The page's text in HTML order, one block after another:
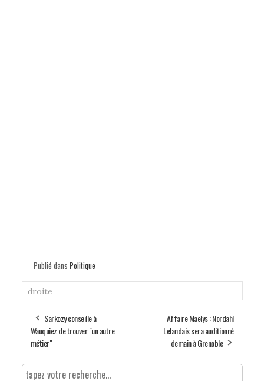
Publié dans Politique
droite
Sarkozy conseille à
Wauquiez de trouver "un autre
métier"
Affaire Maëlys : Nordahl
Lelandais sera auditionné
demain à Grenoble